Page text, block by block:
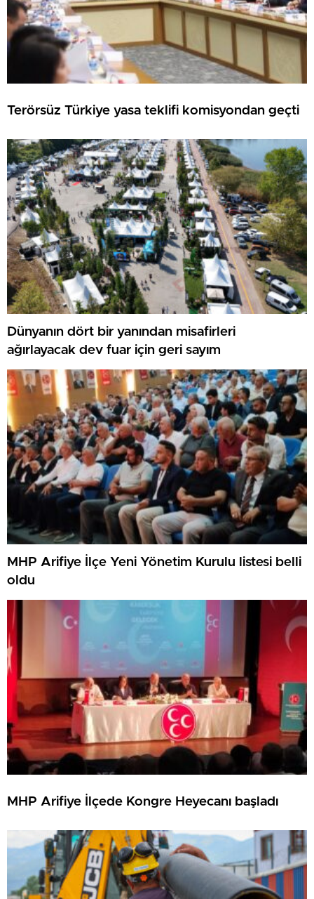
Terörsüz Türkiye yasa teklifi komisyondan geçti
Dünyanın dört bir yanından misafirleri
ağırlayacak dev fuar için geri sayım
MHP Arifiye İlçe Yeni Yönetim Kurulu listesi belli
oldu
MHP Arifiye İlçede Kongre Heyecanı başladı